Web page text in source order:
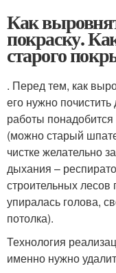
Как
покраску.
старого
. Перед тем, как
его нужно
работы
(можно старый
чистке желательно
дыхания –
строительных
упиралась голова,
потолка).
Технология
именно нужно